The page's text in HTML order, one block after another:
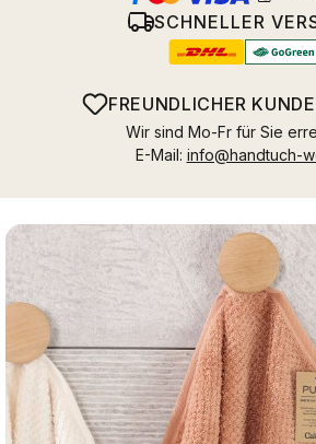
SCHNELLER
FREUNDLICHER
Wir sind Mo-Fr für Sie
E-Mail: info@handtuch-